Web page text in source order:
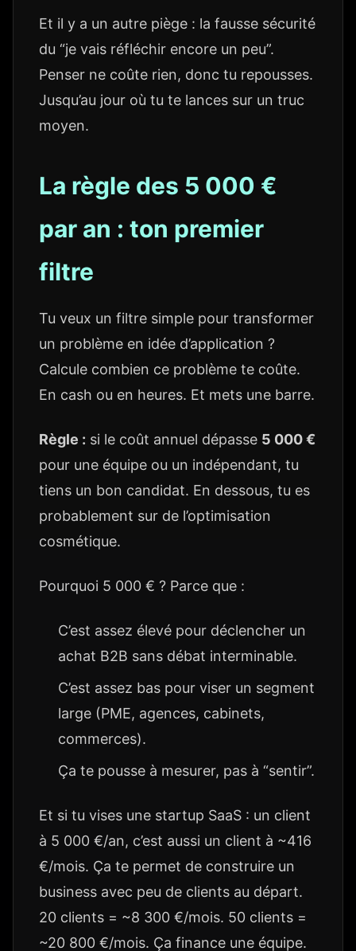
Et il y a un autre piège : la fausse sécurité
du “je vais réfléchir encore un peu”.
Penser ne coûte rien, donc tu repousses.
Jusqu’au jour où tu te lances sur un truc
moyen.
La règle des 5 000 €
par an : ton premier
filtre
Tu veux un filtre simple pour transformer
un problème en idée d’application ?
Calcule combien ce problème te coûte.
En cash ou en heures. Et mets une barre.
Règle : si le coût annuel dépasse 5 000 €
pour une équipe ou un indépendant, tu
tiens un bon candidat. En dessous, tu es
probablement sur de l’optimisation
cosmétique.
Pourquoi 5 000 € ? Parce que :
C’est assez élevé pour déclencher un
achat B2B sans débat interminable.
C’est assez bas pour viser un segment
large (PME, agences, cabinets,
commerces).
Ça te pousse à mesurer, pas à “sentir”.
Et si tu vises une startup SaaS : un client
à 5 000 €/an, c’est aussi un client à ~416
€/mois. Ça te permet de construire un
business avec peu de clients au départ.
20 clients = ~8 300 €/mois. 50 clients =
~20 800 €/mois. Ça finance une équipe.